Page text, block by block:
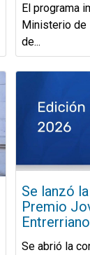
El programa
Ministerio de
de...
Se lanzó
Premio
Entrerriano
Se abrió la